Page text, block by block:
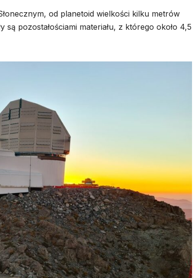
od planetoid wielkości kilku metrów
pozostałościami materiału, z którego około 4,5